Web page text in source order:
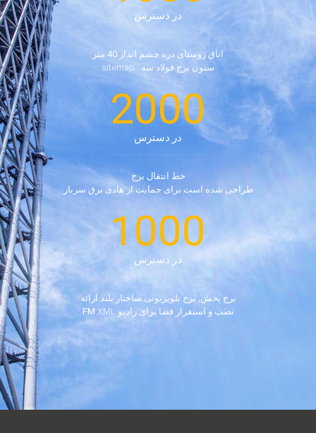
در دسترس
اتاق روستای دره چشم انداز 40 متر
ستون برج فولاد سه . sitemap
2000
در دسترس
خط انتقال برج
طراحی شده است برای حمایت از هادی برق سربار
1000
در دسترس
برج پخش, برج تلویزیونی ساختار بلند ارائه
نصب و استقرار فضا برای رادیو FM.XML